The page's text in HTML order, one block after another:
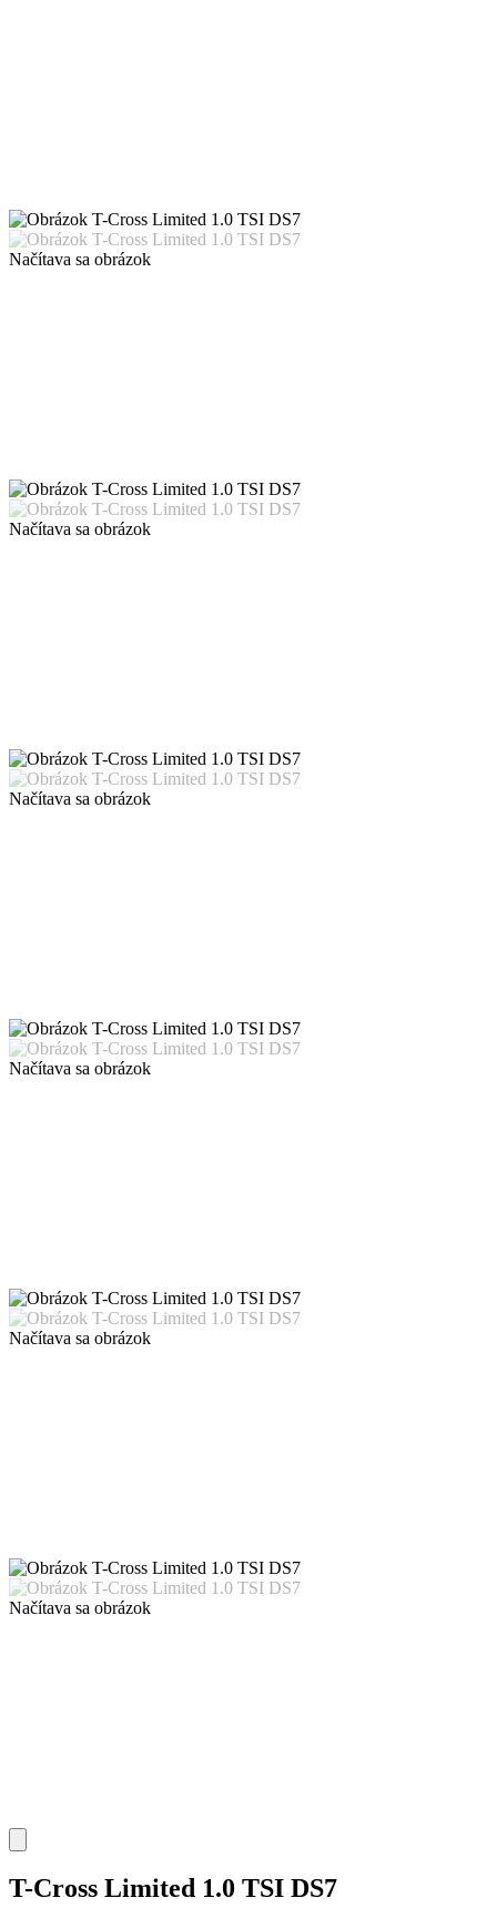
Načítava sa obrázok
Načítava sa obrázok
Načítava sa obrázok
Načítava sa obrázok
Načítava sa obrázok
Načítava sa obrázok
T-Cross Limited 1.0 TSI DS7